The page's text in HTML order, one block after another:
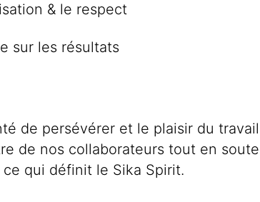
& le respect
sur les résultats
de persévérer et le plaisir du
de nos collaborateurs tout en
ce qui définit le Sika Spirit.